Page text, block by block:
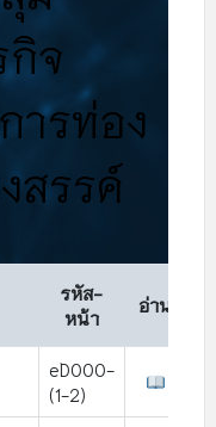
กิจ
ารท่อง
สรรค์
รหัส-
หน้า
อ่าน
eD000-
(1-2)